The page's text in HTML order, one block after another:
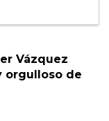
Vázquez
orgulloso de